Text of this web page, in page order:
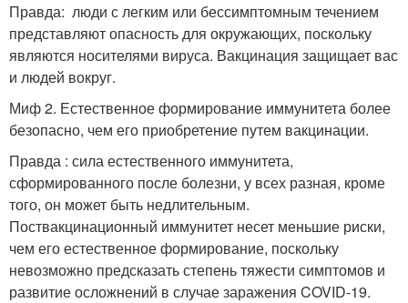
Правда: люди с легким или бессимптомным течением
представляют опасность для окружающих, поскольку
являются носителями вируса. Вакцинация защищает вас
и людей вокруг.
Миф 2. Естественное формирование иммунитета более
безопасно, чем его приобретение путем вакцинации.
Правда : сила естественного иммунитета,
сформированного после болезни, у всех разная, кроме
того, он может быть недлительным.
Поствакцинационный иммунитет несет меньшие риски,
чем его естественное формирование, поскольку
невозможно предсказать степень тяжести симптомов и
развитие осложнений в случае заражения COVID-19.